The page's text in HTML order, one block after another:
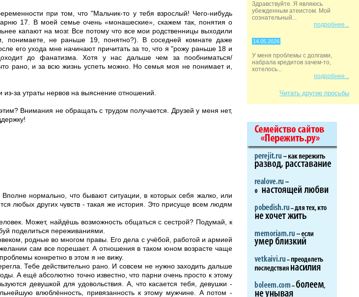
при том, что "Мальчик-то у тебя взрослый! Чего-нибудь
17. В моей семье очень «монашеские», скажем так, понятия о
капают на мозг. Все потому что все мои родственницы выходили
понимаете, не раньше 19, понятно?). В соседней комнате даже
его ухода мне начинают причитать за то, что я "рожу раньше 18 и
до фанатизма. Хотя у нас дальше чем за пообниматься/
рано, и за всю жизнь успеть можно. Но семья моя не понимает и,
за утраты нервов на выяснение отношений.
Внимания не обращать с трудом получается. Друзей у меня нет,
нормально, что бывают ситуации, в которых себя жалко, или
любых других чувств - такая же история. Это присуще всем людям
Может, найдёшь возможность общаться с сестрой? Подумай, к
поделиться переживаниями.
родные во многом правы. Его дела с учёбой, работой и армией
сам все порешает. А отношения в таком юном возрасте чаще
конкретно в этом я не вижу.
Тебе действительно рано. И совсем не нужно заходить дальше
А ещё абсолютно точно известно, что парни очень просто к этому
девушкой для удовольствия. А, что касается тебя, девушки -
влюблённость, привязанность к этому мужчине. А потом -
Здравствуйте. Я являюсь
убежденным атеистом. Мой
сознательный...
подробнее...
14.05.2026
У меня проблемы с долгами,
набрала кредитов зачем-то,
хотелось...
подробнее...
Читать другие просьбы